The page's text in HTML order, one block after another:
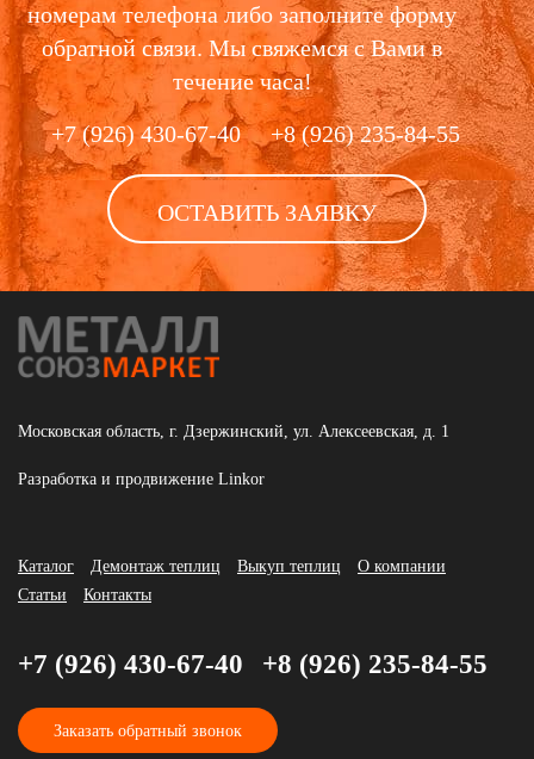
номерам телефона либо заполните форму
обратной связи. Мы свяжемся с Вами в
течение часа!
+7 (926) 430-67-40
+8 (926) 235-84-55
ОСТАВИТЬ ЗАЯВКУ
Московская область, г. Дзержинский, ул. Алексеевская, д. 1
Разработка и продвижение Linkor
Каталог Демонтаж теплиц Выкуп теплиц
О компании
Статьи
Контакты
+7 (926) 430-67-40 +8 (926) 235-84-55
Заказать обратный звонок